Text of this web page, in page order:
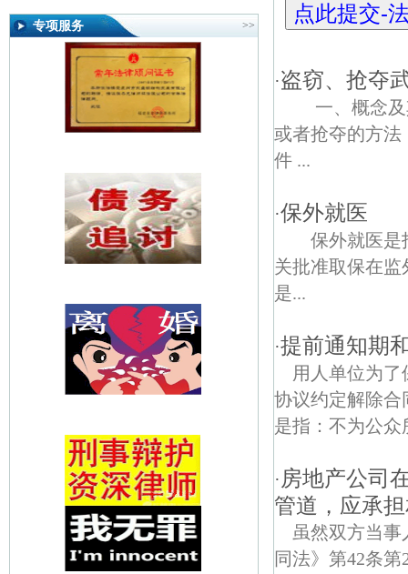
专项服务 >>
·盗窃、抢夺
一、概念及
或者抢夺的方
件 ...
·保外就医
保外就医是
关批准取保在
是...
·提前通知期
用人单位为
协议约定解除合
是指：不为公
· 房地产公司
管道，应承
虽然双方当
同法》第42条